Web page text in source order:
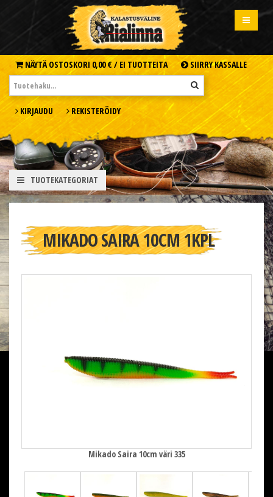
NÄYTÄ OSTOSKORI 0,00 € / EI TUOTTEITA SIIRRY KASSALLE
KIRJAUDU REKISTERÖIDY
TUOTEKATEGORIAT
MIKADO SAIRA 10CM 1KPL
Mikado Saira 10cm väri 335